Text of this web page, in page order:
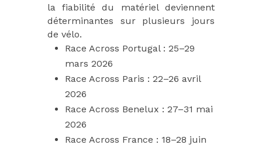
la fiabilité du matériel deviennent
déterminantes sur plusieurs jours
de vélo.
Race Across Portugal : 25–29
mars 2026
Race Across Paris : 22–26 avril
2026
Race Across Benelux : 27–31 mai
2026
Race Across France : 18–28 juin